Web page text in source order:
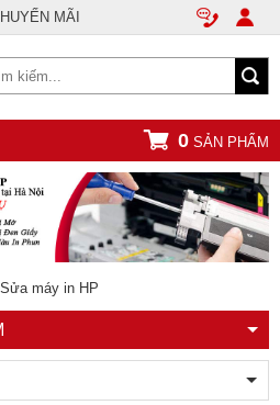
MÃI
0 SẢN PHẨM
Sửa máy in HP